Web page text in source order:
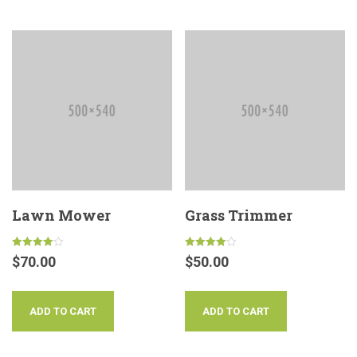
Lawn Mower
Rated
4.00
$70.00
ADD TO CART
Grass Trimmer
Rated
4.00
$50.00
ADD TO CART